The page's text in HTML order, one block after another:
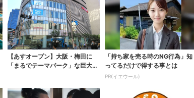
【あすオープン】大阪・梅田に
「まるでテーマパーク」な巨大ス
「持ち家を売る時のNG行為」知
ってるだけで得する事とは
PR(イエウール)